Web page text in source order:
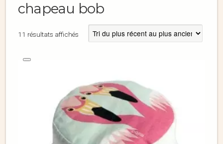
chapeau bob
11 résultats affichés